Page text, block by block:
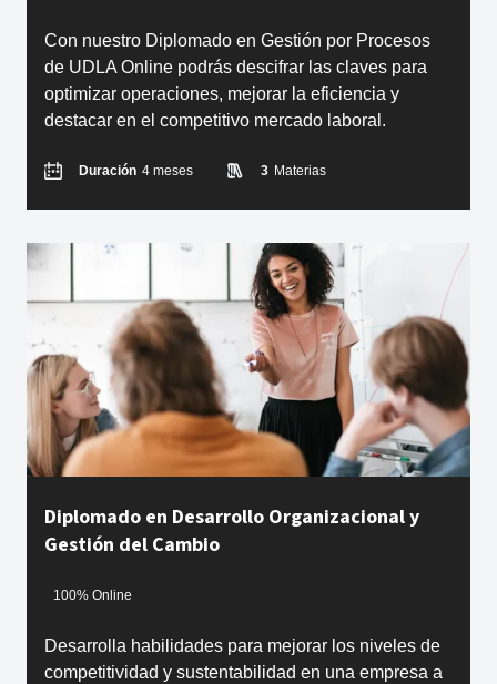
Con nuestro Diplomado en Gestión por Procesos
de UDLA Online podrás descifrar las claves para
optimizar operaciones, mejorar la eficiencia y
destacar en el competitivo mercado laboral.
Duración 4 meses 3 Materias
Diplomado en Desarrollo Organizacional y
Gestión del Cambio
100% Online
Desarrolla habilidades para mejorar los niveles de
competitividad y sustentabilidad en una empresa a